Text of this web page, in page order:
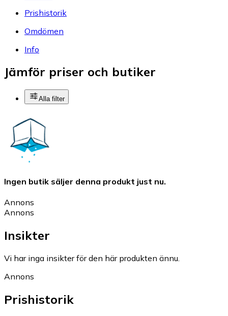
Prishistorik
Omdömen
Info
Jämför priser och butiker
Alla filter
Ingen butik säljer denna produkt just nu.
Annons
Annons
Insikter
Vi har inga insikter för den här produkten ännu.
Annons
Prishistorik